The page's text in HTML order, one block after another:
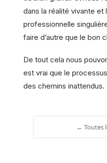
dans la réalité vivante
professionnelle
faire d’autre que le bon
De tout cela nous
est vrai que le
des chemins inattendus.
← Toutes